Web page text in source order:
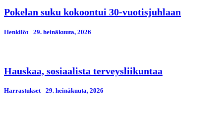
Pokelan suku kokoontui 30-vuotisjuhlaan
Henkilöt 29. heinäkuuta, 2026
Hauskaa, sosiaalista terveysliikuntaa
Harrastukset 29. heinäkuuta, 2026